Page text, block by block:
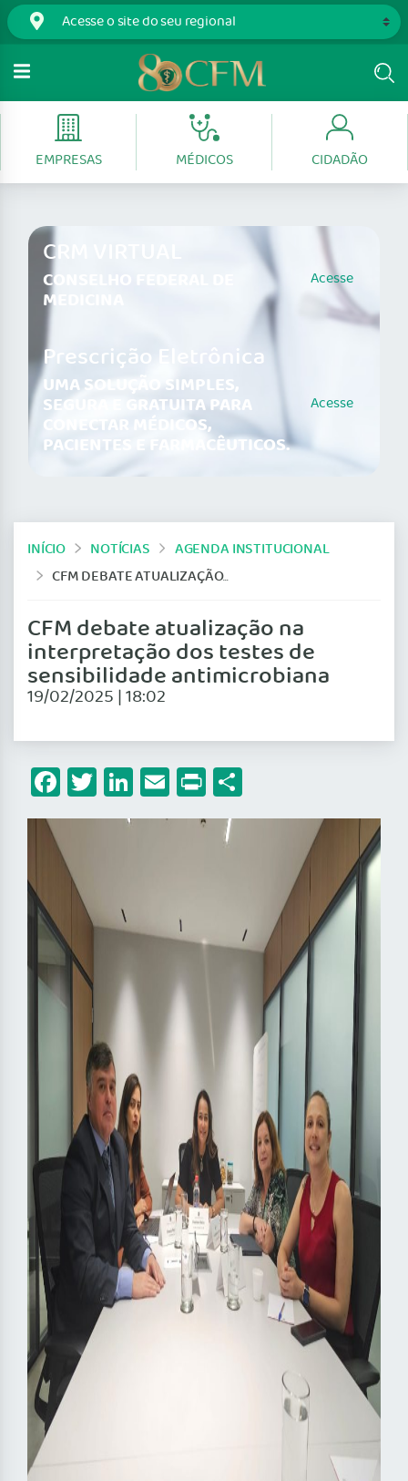
EMPRESAS MÉDICOS CIDADÃO
CRM VIRTUAL
CONSELHO FEDERAL DE
MEDICINA
Acesse
Prescrição Eletrônica
UMA SOLUÇÃO SIMPLES,
SEGURA E GRATUITA PARA
CONECTAR MÉDICOS,
PACIENTES E FARMACÊUTICOS.
Acesse
INÍCIO NOTÍCIAS
AGENDA INSTITUCIONAL
CFM DEBATE ATUALIZAÇÃO NA INTERPRETAÇÃO DOS TESTES DE SENSIBILIDADE ANTIMICROBIANA
CFM debate atualização na
interpretação dos testes de
sensibilidade antimicrobiana
19/02/2025 | 18:02
Facebook
Twitter
LinkedIn
Email
Print